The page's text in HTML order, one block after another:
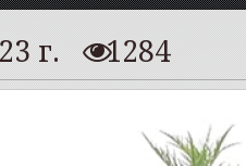
г. 1284